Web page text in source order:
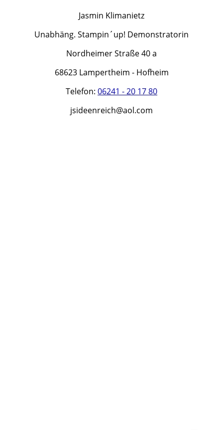
Jasmin Klimanietz
Unabhäng. Stampin´up! Demonstratorin
Nordheimer Straße 40 a
68623 Lampertheim - Hofheim
Telefon: 06241 - 20 17 80
jsideenreich@aol.com